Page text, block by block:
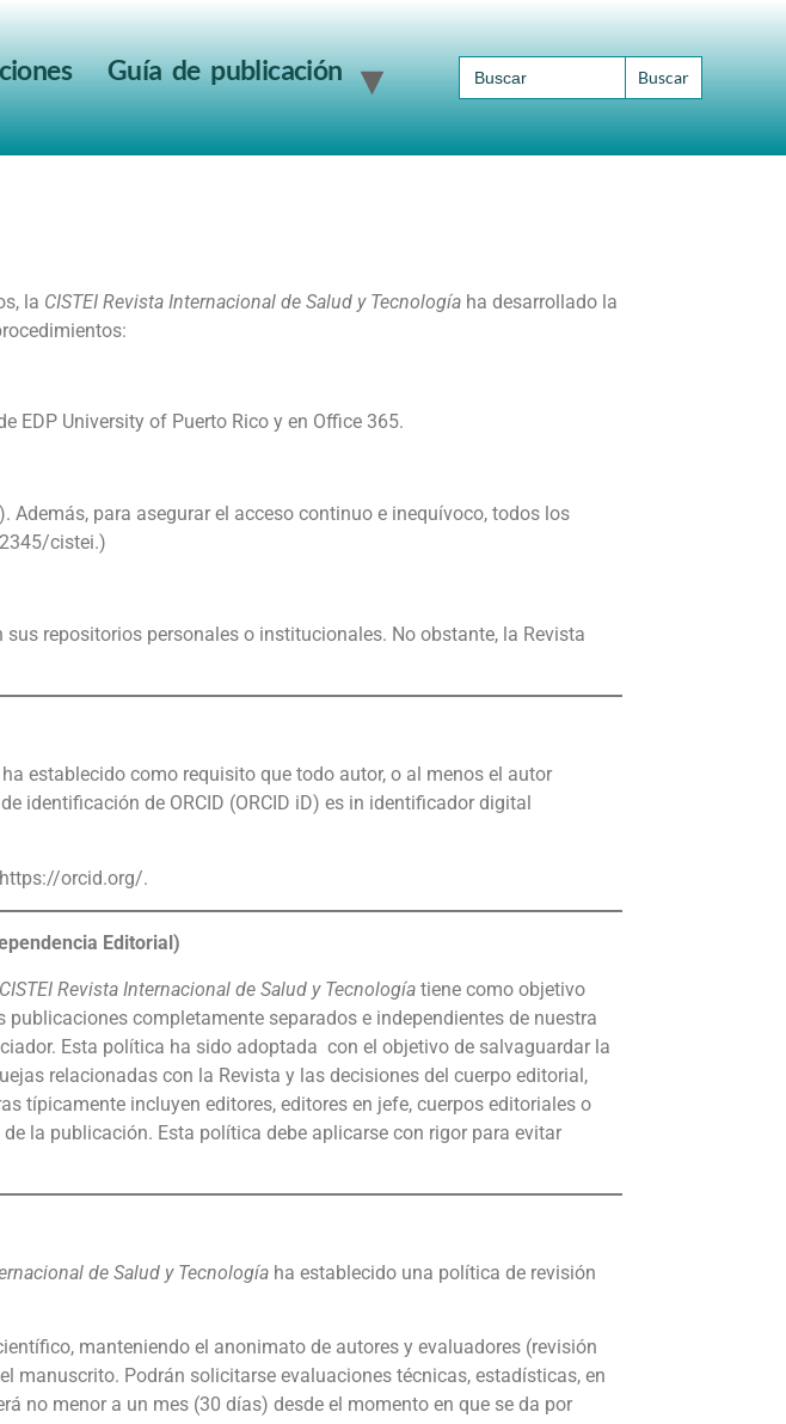
Guía de publicación
Search
for:
la CISTEI Revista Internacional de Salud y Tecnología ha desarrollado la
EDP University of Puerto Rico y en Office 365.
para asegurar el acceso continuo e inequívoco, todos los
cistei.)
sus repositorios personales o institucionales. No obstante, la Revista
establecido como requisito que todo autor, o al menos el autor
identificación de ORCID (ORCID iD) es in identificador digital
orcid.org/.
Editorial)
CISTEI Revista Internacional de Salud y Tecnología tiene como objetivo
completamente separados e independientes de nuestra
Esta política ha sido adoptada con el objetivo de salvaguardar la
relacionadas con la Revista y las decisiones del cuerpo editorial,
típicamente incluyen editores, editores en jefe, cuerpos editoriales o
la publicación. Esta política debe aplicarse con rigor para evitar
de Salud y Tecnología ha establecido una política de revisión
manteniendo el anonimato de autores y evaluadores (revisión
manuscrito. Podrán solicitarse evaluaciones técnicas, estadísticas, en
no menor a un mes (30 días) desde el momento en que se da por